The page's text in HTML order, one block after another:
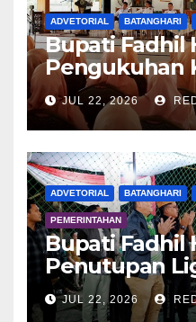
ADVETORIAL BATANGHARI
Bupati Fadhil
Pengukuhan
Pengurus
2026
JUL 22, 2026
ADVETORIAL BATANGHARI
PEMERINTAHAN
Bupati Fadhil
Penutupan
Tangguh
JUL 22, 2026